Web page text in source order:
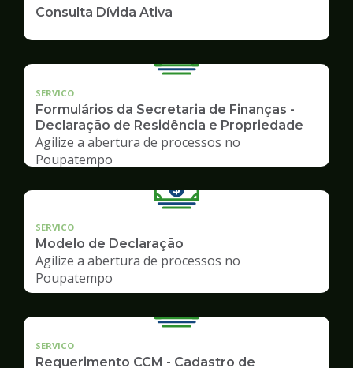
Consulta Dívida Ativa
SERVICO
Formulários da Secretaria de Finanças -
Declaração de Residência e Propriedade
Agilize a abertura de processos no
Poupatempo
SERVICO
Modelo de Declaração
Agilize a abertura de processos no
Poupatempo
SERVICO
Requerimento CCM - Cadastro de